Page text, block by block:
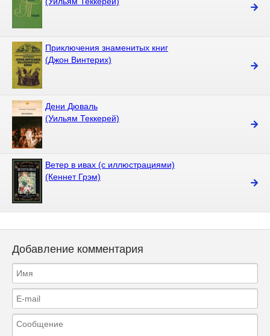
Приключения знаменитых книг
(Джон Винтерих)
Дени Дюваль
(Уильям Теккерей)
Ветер в ивах (с иллюстрациями)
(Кеннет Грэм)
Добавление комментария